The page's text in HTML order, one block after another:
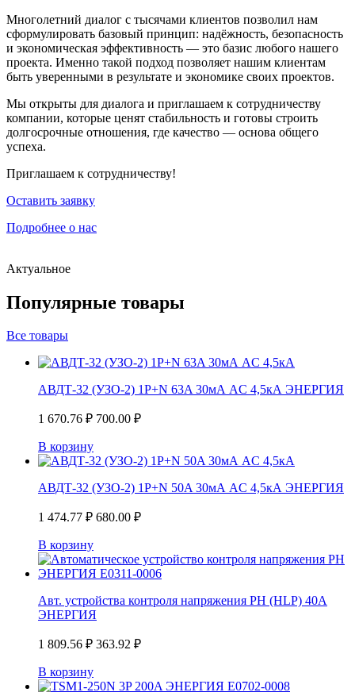
Многолетний диалог с тысячами клиентов позволил нам
сформулировать базовый принцип: надёжность, безопасность
и экономическая эффективность — это базис любого нашего
проекта. Именно такой подход позволяет нашим клиентам
быть уверенными в результате и экономике своих проектов.
Мы открыты для диалога и приглашаем к сотрудничеству
компании, которые ценят стабильность и готовы строить
долгосрочные отношения, где качество — основа общего
успеха.
Приглашаем к сотрудничеству!
Оставить заявку
Подробнее о нас
Актуальное
Популярные товары
Все товары
АВДТ-32 (УЗО-2) 1P+N 63A 30мА AC 4,5кА ЭНЕРГИЯ
1 670.76 ₽ 700.00 ₽
В корзину
АВДТ-32 (УЗО-2) 1P+N 50A 30мА AC 4,5кА ЭНЕРГИЯ
1 474.77 ₽ 680.00 ₽
В корзину
Авт. устройства контроля напряжения РН (HLP) 40А
ЭНЕРГИЯ
1 809.56 ₽ 363.92 ₽
В корзину